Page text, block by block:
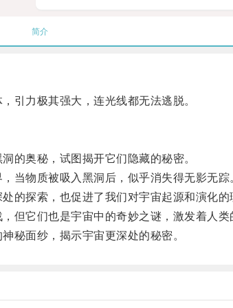
简介
力极其强大，连光线都无法逃脱。
奥秘，试图揭开它们隐藏的秘密。
物质被吸入黑洞后，似乎消失得无影无踪
探索，也促进了我们对宇宙起源和演化的
它们也是宇宙中的奇妙之谜，激发着人类
面纱，揭示宇宙更深处的秘密。